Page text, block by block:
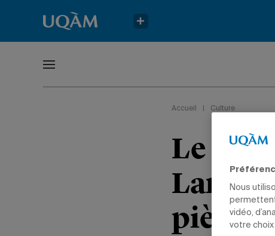
Accueil Culture
Le
Larry
pièce
Nous
vidéo,
votre choix